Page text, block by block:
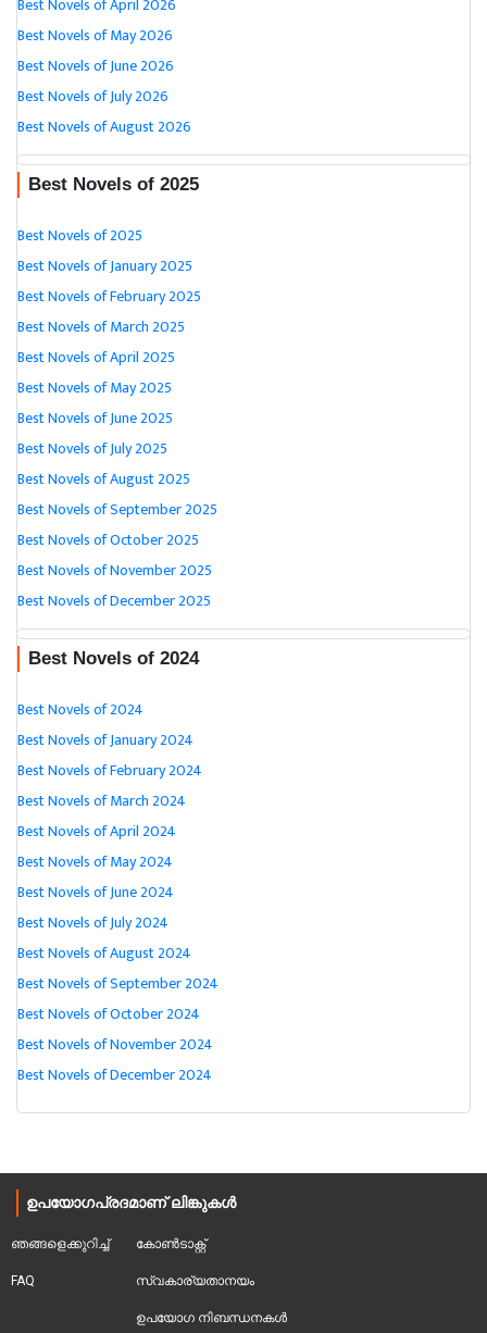
Best Novels of May 2026
Best Novels of June 2026
Best Novels of July 2026
Best Novels of August 2026
Best Novels of 2025
Best Novels of 2025
Best Novels of January 2025
Best Novels of February 2025
Best Novels of March 2025
Best Novels of April 2025
Best Novels of May 2025
Best Novels of June 2025
Best Novels of July 2025
Best Novels of August 2025
Best Novels of September 2025
Best Novels of October 2025
Best Novels of November 2025
Best Novels of December 2025
Best Novels of 2024
Best Novels of 2024
Best Novels of January 2024
Best Novels of February 2024
Best Novels of March 2024
Best Novels of April 2024
Best Novels of May 2024
Best Novels of June 2024
Best Novels of July 2024
Best Novels of August 2024
Best Novels of September 2024
Best Novels of October 2024
Best Novels of November 2024
Best Novels of December 2024
ഉപയോഗപ്രദമാണ് ലിങ്കുകൾ
ഞങ്ങളെക്കുറിച്ച്
FAQ
കോൺടാക്റ്റ്
സ്വകാര്യതാനയം
ഉപയോഗ നിബന്ധനകൾ